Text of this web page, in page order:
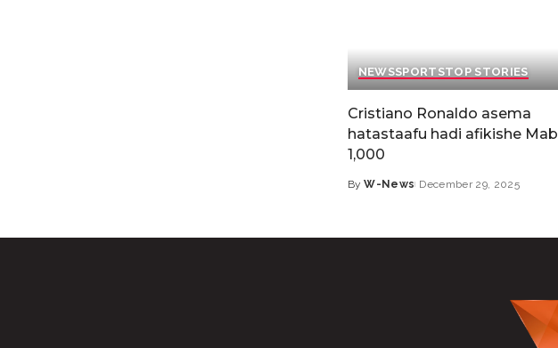
NEWSSPORTSTOP STORIES
Cristiano Ronaldo asema
hatastaafu hadi afikishe
1,000
By W-News December 29, 2025